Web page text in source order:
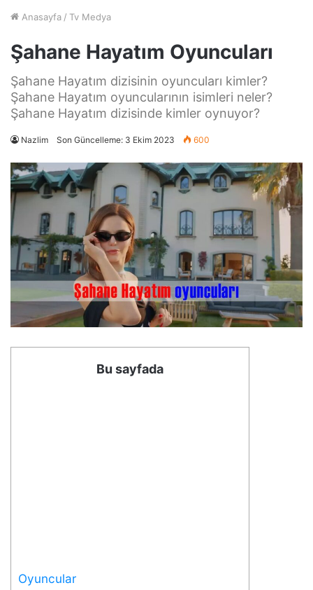
Anasayfa / Tv Medya
Şahane Hayatım Oyuncuları
Şahane Hayatım dizisinin oyuncuları kimler?
Şahane Hayatım oyuncularının isimleri neler?
Şahane Hayatım dizisinde kimler oynuyor?
Nazlim Son Güncelleme: 3 Ekim 2023 600
Bu sayfada
Oyuncular